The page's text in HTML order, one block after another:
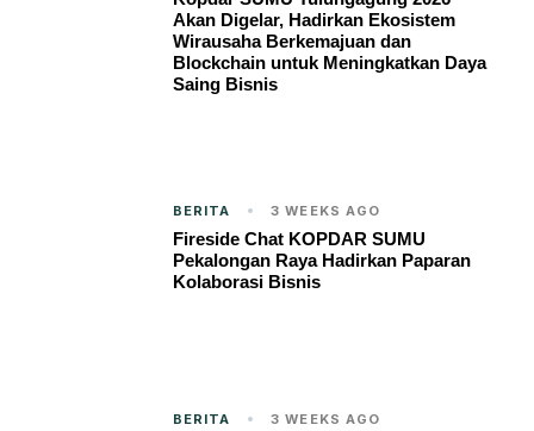
Akan Digelar, Hadirkan Ekosistem
Wirausaha Berkemajuan dan
Blockchain untuk Meningkatkan Daya
Saing Bisnis
BERITA 3 WEEKS AGO
Fireside Chat KOPDAR SUMU
Pekalongan Raya Hadirkan Paparan
Kolaborasi Bisnis
BERITA 3 WEEKS AGO